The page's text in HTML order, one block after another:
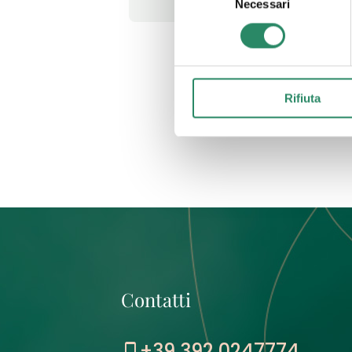
Necessari
Rifiuta
Contatti